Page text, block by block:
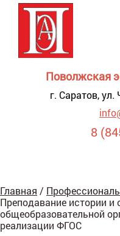
Поволжская
г. Саратов,
8
для
Главная /
Преподавание истории и
общеобразовательной
реализации ФГОС